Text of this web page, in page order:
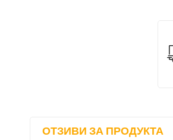
ОТЗИВИ ЗА ПРОДУКТА